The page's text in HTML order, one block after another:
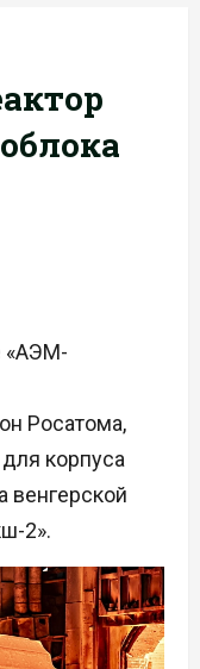
«АЭМ-
Росатома,
корпуса
венгерской
2».